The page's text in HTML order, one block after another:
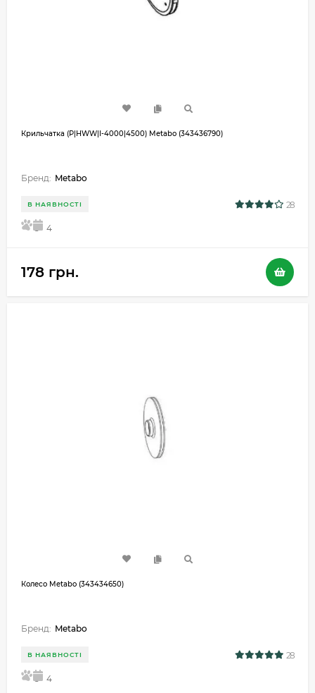
Крильчатка (P|HWW|I-4000|4500) Metabo (343436790)
Бренд: Metabo
В НАЯВНОСТІ 28
5 4
178 грн.
Колесо Metabo (343434650)
Бренд: Metabo
В НАЯВНОСТІ 28
5 4